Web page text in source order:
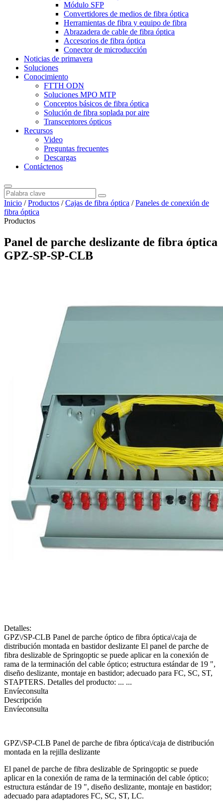
Módulo SFP
Convertidores de medios de fibra óptica
Herramientas de fibra y equipo de fibra
Abrazadera de cable de fibra óptica
Accesorios de fibra óptica
Conector de microducción
Noticias de primavera
Soluciones
Conocimiento
FTTH ODN
Soluciones MPO MTP
Conceptos básicos de fibra óptica
Solución de fibra soplada por aire
Transceptores ópticos
Recursos
Video
Preguntas frecuentes
Descargas
Contáctenos
Inicio /Productos /Cajas de fibra óptica /Paneles de conexión de
fibra óptica
Productos
Panel de parche deslizante de fibra óptica
GPZ-SP-SP-CLB
Detalles:
GPZ\/SP-CLB Panel de parche óptico de fibra óptica\/caja de
distribución montada en bastidor deslizante El panel de parche de
fibra deslizable de Springoptic se puede aplicar en la conexión de
rama de la terminación del cable óptico; estructura estándar de 19 ",
diseño deslizante, montaje en bastidor; adecuado para FC, SC, ST,
STAPTERS. Detalles del producto: ... ...
Envíeconsulta
Descripción
Envíeconsulta
GPZ\/SP-CLB Panel de parche de fibra óptica\/caja de distribución
montada en la rejilla deslizante
El panel de parche de fibra deslizable de Springoptic se puede
aplicar en la conexión de rama de la terminación del cable óptico;
estructura estándar de 19 ", diseño deslizante, montaje en bastidor;
adecuado para adaptadores FC, SC, ST, LC.